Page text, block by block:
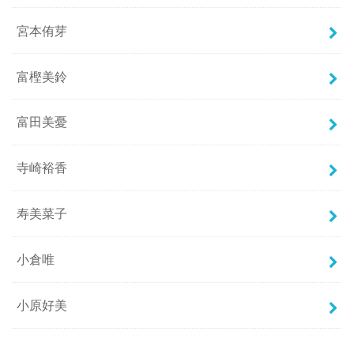
宮本侑芽
富樫美鈴
富田美憂
寺崎裕香
寿美菜子
小倉唯
小原好美